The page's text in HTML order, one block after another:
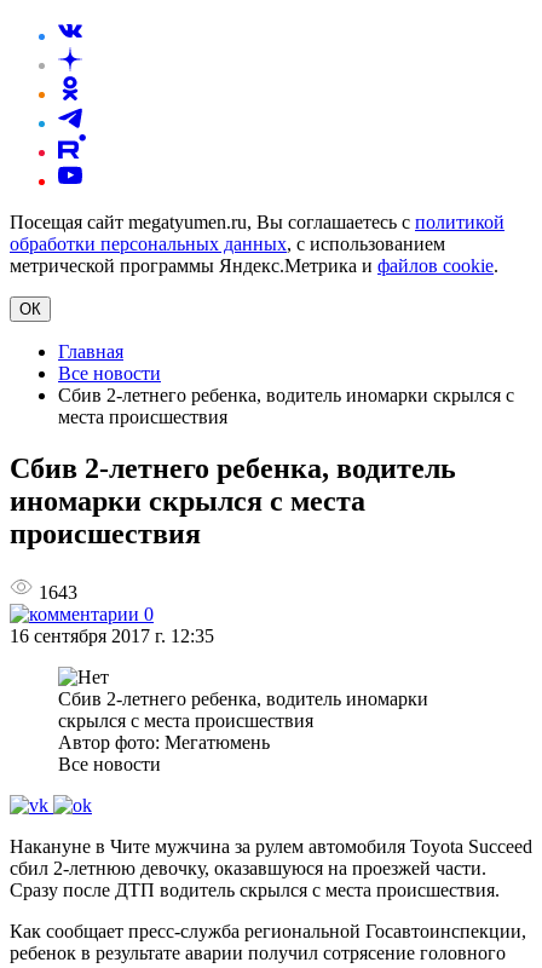
Посещая сайт megatyumen.ru, Вы соглашаетесь с политикой
обработки персональных данных, с использованием
метрической программы Яндекс.Метрика и файлов cookie.
ОК
Главная
Все новости
Сбив 2-летнего ребенка, водитель иномарки скрылся с
места происшествия
Сбив 2-летнего ребенка, водитель
иномарки скрылся с места
происшествия
1643
0
16 сентября 2017 г. 12:35
Сбив 2-летнего ребенка, водитель иномарки
скрылся с места происшествия
Автор фото: Мегатюмень
Все новости
Накануне в Чите мужчина за рулем автомобиля Toyota Succeed
сбил 2-летнюю девочку, оказавшуюся на проезжей части.
Сразу после ДТП водитель скрылся с места происшествия.
Как сообщает пресс-служба региональной Госавтоинспекции,
ребенок в результате аварии получил сотрясение головного